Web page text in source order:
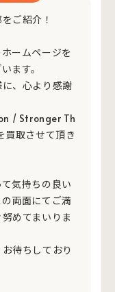
ご紹介！
ームページを
ます。
、心より感謝
/ Stronger Th
取させて頂き
気持ちの良い
両面にてご満
めてまいりま
待ちしており